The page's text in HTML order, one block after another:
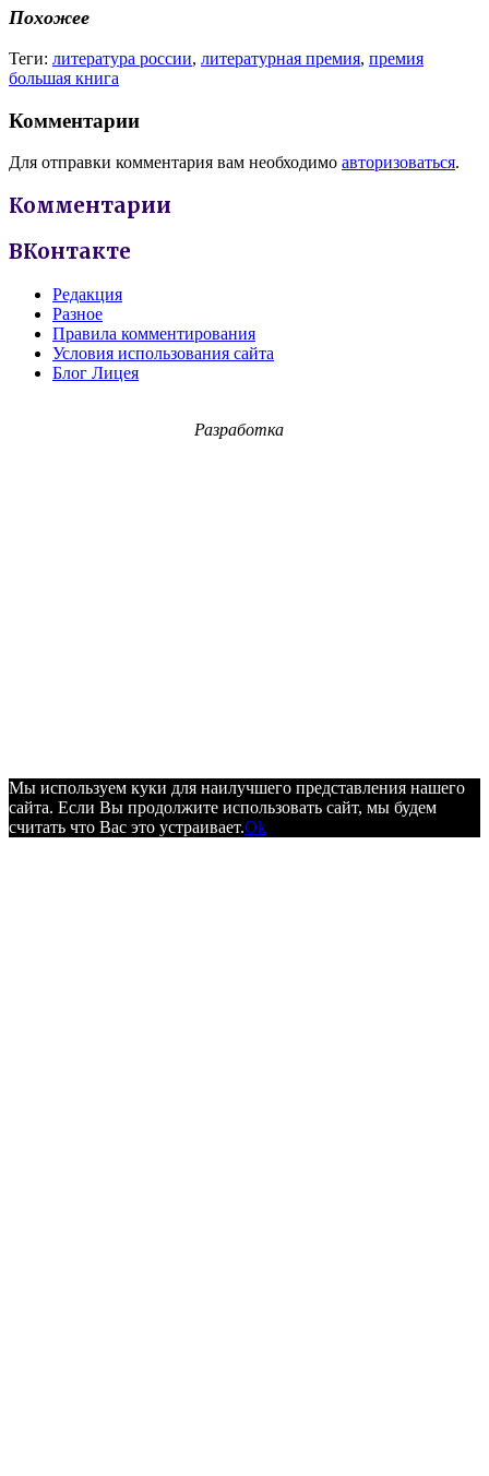
Похожее
Теги: литература россии, литературная премия, премия
большая книга
Комментарии
Для отправки комментария вам необходимо авторизоваться.
Комментарии
ВКонтакте
Редакция
Разное
Правила комментирования
Условия использования сайта
Блог Лицея
Разработка
Мы используем куки для наилучшего представления нашего
сайта. Если Вы продолжите использовать сайт, мы будем
считать что Вас это устраивает.Ok